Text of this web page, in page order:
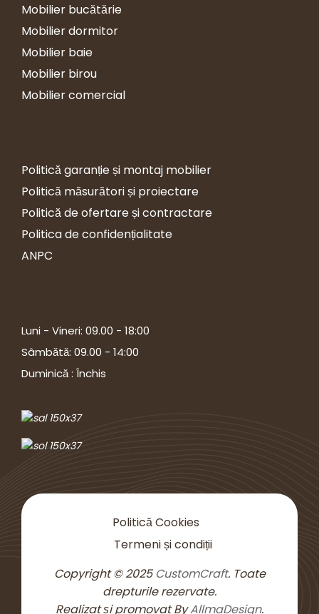
Mobilier bucătărie
Mobilier dormitor
Mobilier baie
Mobilier birou
Mobilier comercial
Politică garanție și montaj mobilier
Politică măsurători și proiectare
Politică de ofertare și contractare
Politica de confidențialitate
ANPC
Luni - Vineri: 09.00 - 18:00
Sâmbătă: 09.00 - 14:00
Duminică : Închis
Copyright © 2025CustomCraft. Toate
drepturile rezervate.
Realizat și promovat ByAllmaDesign.
Politică Cookies
Termeni și condiții